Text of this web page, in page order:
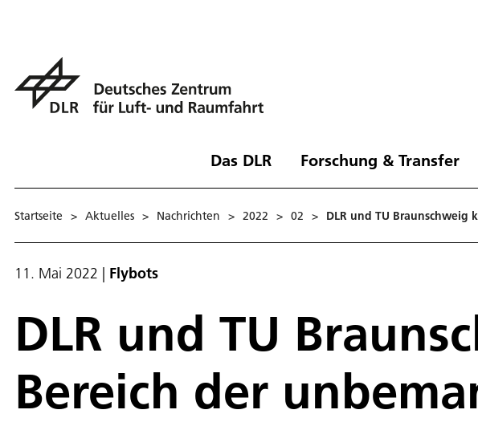
Das DLR Forschung & Transfer
Startseite > Aktuelles > Nachrichten > 2022 > 02 > DLR und TU
11. Mai 2022 | Flybots
DLR und TU
Bereich der